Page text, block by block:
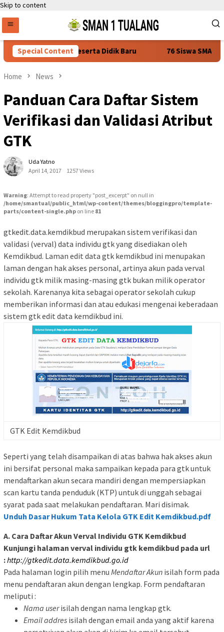
Skip to content
Special Content
Calon Peserta Didik Baru 76 Siswa SMAN 1
Home News
Panduan Cara Daftar Sistem
Verifikasi dan Validasi Atribut
GTK
Uda Yatno
April 14, 2017
1257 Views
Warning: Attempt to read property "post_excerpt" on null in
/home/smantual/public_html/wp-content/themes/bloggingpro/template-
parts/content-single.php on line 81
gtkedit.data.kemdikbud merupakan sistem verifikasi dan
validasi (verval) data individu gtk yang disediakan oleh
Kemdikbud. Laman edit data gtk kemdikbud ini menupakan
laman dengan hak akses personal, artinya akun pada verval
individu gtk milik masing-masing gtk bukan milik operator
sekolah. Karenanya kita sebagai operator sekolah cukup
memberikan informasi dan atau edukasi mengenai keberadaan
sistem gtk edit data kemdikbud ini.
GTK Edit Kemdikbud
Seperti yang telah disampaikan di atas bahwa hak akses akun
ini bersifat personal maka sampaikan kepada para gtk untuk
mendaftarkan akun secara mandiri dengan mempersiapkan
scan kartu tanda penduduk (KTP) untuk di unggah sebagai
syarat pada saat melakukan pendaftaran. Mari disimak.
Unduh Dasar Hukum Tata Kelola GTK Edit Kemdikbud.pdf
A. Cara Daftar Akun Verval Individu GTK Kemdikbud
Kunjungi halaman verval individu gtk kemdikbud pada url
:http://gtkedit.data.kemdikbud.go.id
Pada halaman login pilih menu Mendaftar Akun isilah form pada
menu pendaftaran akun dengan lengkap. Form pendaftaran
meliputi :
Nama userisilah dengan nama lengkap gtk.
Email addres isilah dengan email anda yang aktif karena